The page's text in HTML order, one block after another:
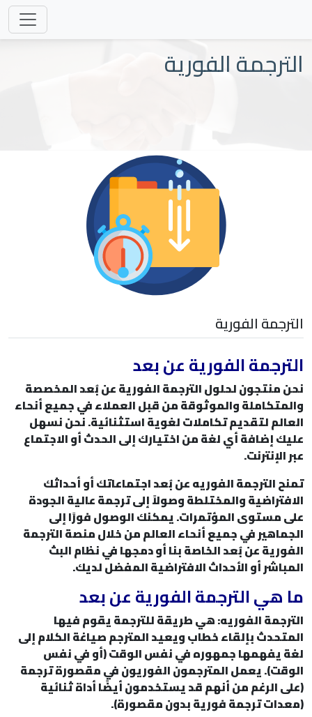
الترجمة الفورية
الترجمة الفورية
الترجمة الفورية عن بعد
نحن منتجون لحلول الترجمة الفورية عن بُعد المخصصة
والمتكاملة والموثوقة من قبل العملاء في جميع أنحاء
العالم لتقديم تكاملات لغوية استثنائية. نحن نسهل
عليك إضافة أي لغة من اختيارك إلى الحدث أو الاجتماع
عبر الإنترنت.
تمنح الترجمة الفوريه عن بُعد اجتماعاتك أو أحداثك
الافتراضية والمختلطة وصولاً إلى ترجمة عالية الجودة
على مستوى المؤتمرات. يمكنك الوصول فورًا إلى
الجماهير في جميع أنحاء العالم من خلال منصة الترجمة
الفورية عن بُعد الخاصة بنا أو دمجها في نظام البث
المباشر أو الأحداث الافتراضية المفضل لديك.
ما هي الترجمة الفورية عن بعد
الترجمة الفوريه: هي طريقة للترجمة يقوم فيها
المتحدث بإلقاء خطاب ويعيد المترجم صياغة الكلام إلى
لغة يفهمها جمهوره في نفس الوقت (أو في نفس
الوقت). يعمل المترجمون الفوريون في مقصورة ترجمة
(على الرغم من أنهم قد يستخدمون أيضًا أداة ثنائية
(معدات ترجمة فورية بدون مقصورة).